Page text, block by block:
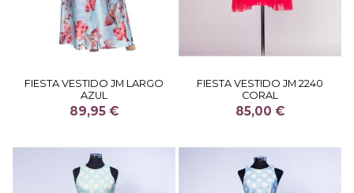
FIESTA VESTIDO JM LARGO
AZUL
89,95 €
FIESTA VESTIDO JM 2240
CORAL
85,00 €